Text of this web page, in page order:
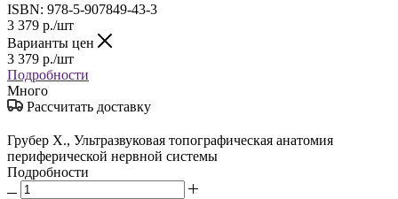
ISBN: 978-5-907849-43-3
3 379 р./шт
Варианты цен
3 379 р./шт
Подробности
Много
Рассчитать доставку
Грубер Х., Ультразвуковая топографическая анатомия
периферической нервной системы
Подробности